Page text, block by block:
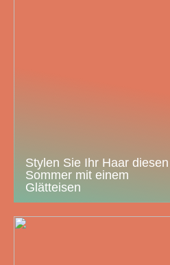
Stylen Sie Ihr Haar diesen
Sommer mit einem
Glätteisen